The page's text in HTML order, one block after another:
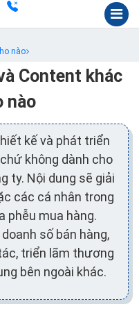
nào
Content khác
nào
kế và phát triển
không dành cho
ty. Nội dung sẽ giải
các cá nhân trong
phễu mua hàng.
số bán hàng,
triển lãm thương
bên ngoài khác.